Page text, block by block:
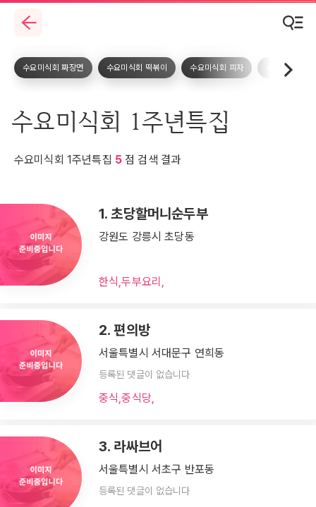
수요미식회 짜장면 수요미식회 떡볶이 수요미식회 피자 수요미식회 돈
수요미식회 1주년특집
수요미식회 1주년특집 5점 검색 결과
1. 초당할머니순두부
강원도 강릉시 초당동
한식,두부요리,
2. 편의방
서울특별시 서대문구 연희동
등록된 댓글이 없습니다
중식,중식당,
3. 라싸브어
서울특별시 서초구 반포동
등록된 댓글이 없습니다